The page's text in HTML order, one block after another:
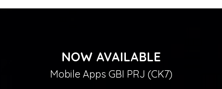
NOW AVAILABLE
Mobile Apps GBI PRJ (CK7)